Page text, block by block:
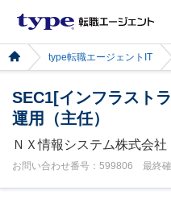
type転職エージェントIT
SEC1[インフラスト
運用（主任）
ＮＸ情報システム株式会社
お問い合わせ番号：599806 最終